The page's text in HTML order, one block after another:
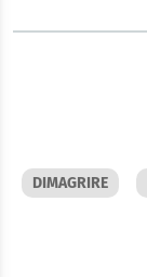
DIMAGRIRE